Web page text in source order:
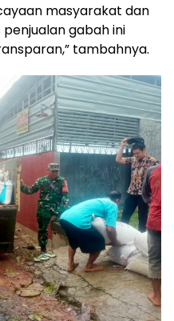
masyarakat dan
gabah ini
tambahnya.